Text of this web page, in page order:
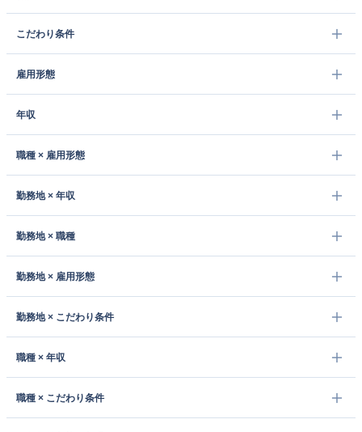
こだわり条件
雇用形態
年収
職種 × 雇用形態
勤務地 × 年収
勤務地 × 職種
勤務地 × 雇用形態
勤務地 × こだわり条件
職種 × 年収
職種 × こだわり条件